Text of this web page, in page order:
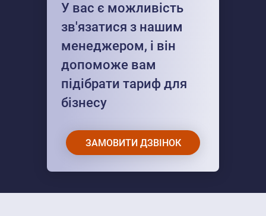
У вас є можливість
зв'язатися з нашим
менеджером, і він
допоможе вам
підібрати тариф для
бізнесу
ЗАМОВИТИ ДЗВІНОК